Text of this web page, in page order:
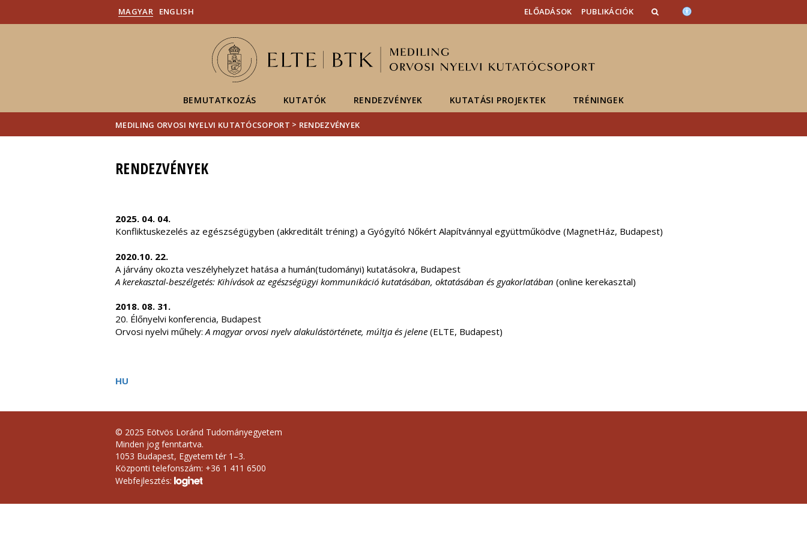
MAGYAR ENGLISH ELŐADÁSOK PUBLIKÁCIÓK
BEMUTATKOZÁS KUTATÓK RENDEZVÉNYEK KUTATÁSI PROJEKTEK TRÉNINGEK
MEDILING ORVOSI NYELVI KUTATÓCSOPORT > RENDEZVÉNYEK
RENDEZVÉNYEK
2025. 04. 04.
Konfliktuskezelés az egészségügyben (akkreditált tréning) a Gyógyító Nőkért Alapítvánnyal együttműködve (MagnetHáz, Budapest)
2020.10. 22.
A járvány okozta veszélyhelyzet hatása a humán(tudományi) kutatásokra, Budapest
A kerekasztal-beszélgetés: Kihívások az egészségügyi kommunikáció kutatásában, oktatásában és gyakorlatában (online kerekasztal)
2018. 08. 31.
20. Élőnyelvi konferencia, Budapest
Orvosi nyelvi műhely:A magyar orvosi nyelv alakulástörténete, múltja és jelene (ELTE, Budapest)
HU
© 2025 Eötvös Loránd Tudományegyetem
Minden jog fenntartva.
1053 Budapest, Egyetem tér 1–3.
Központi telefonszám: +36 1 411 6500
Webfejlesztés: